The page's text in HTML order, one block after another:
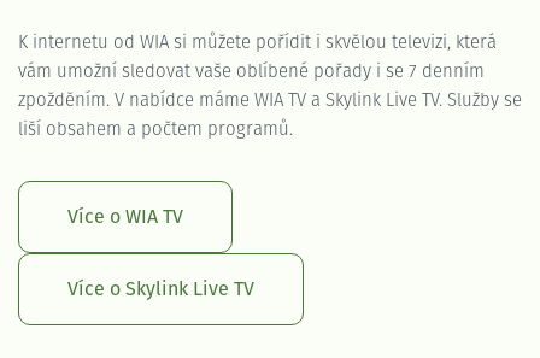
K internetu od WIA si můžete pořídit i skvělou televizi, která
vám umožní sledovat vaše oblíbené pořady i se 7 denním
zpožděním. V nabídce máme WIA TV a Skylink Live TV. Služby se
liší obsahem a počtem programů.
Více o WIA TV
Více o Skylink Live TV